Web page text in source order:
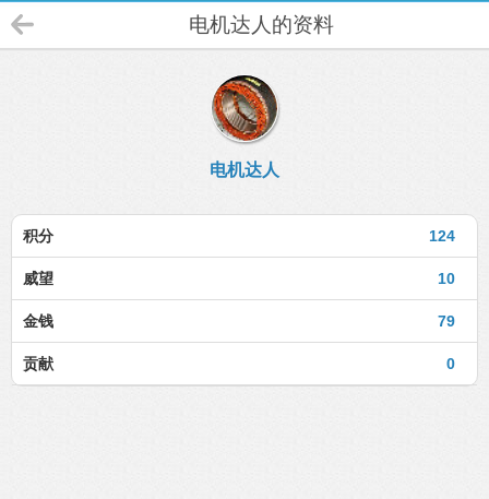
电机达人的资料
电机达人
124
积分
10
威望
79
金钱
0
贡献